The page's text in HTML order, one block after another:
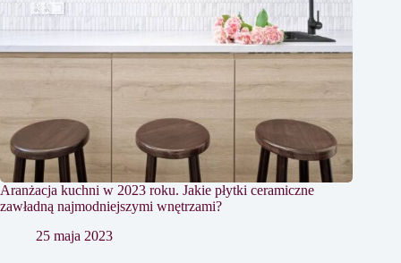
Aranżacja kuchni w 2023 roku. Jakie płytki ceramiczne
zawładną najmodniejszymi wnętrzami?
25 maja 2023